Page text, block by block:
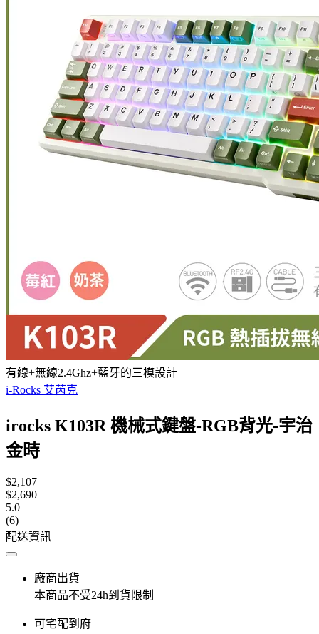
有線+無線2.4Ghz+藍牙的三模設計
i-Rocks 艾芮克
irocks K103R 機械式鍵盤-RGB背光-宇治
金時
$2,107
$2,690
5.0
(6)
配送資訊
廠商出貨
本商品不受24h到貨限制
可宅配到府